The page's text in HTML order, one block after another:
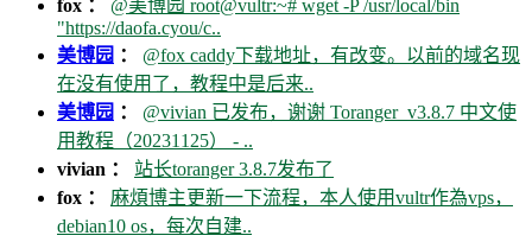
fox ： @美博园 root@vultr:~# wget -P /usr/local/bin
"https://daofa.cyou/c..
美博园 ： @fox caddy下载地址，有改变。以前的域名现
在没有使用了，教程中是后来..
美博园 ： @vivian 已发布，谢谢 Toranger_v3.8.7 中文使
用教程（20231125） - ..
vivian ： 站长toranger 3.8.7发布了
fox ： 麻煩博主更新一下流程，本人使用vultr作為vps，
debian10 os，每次自建..